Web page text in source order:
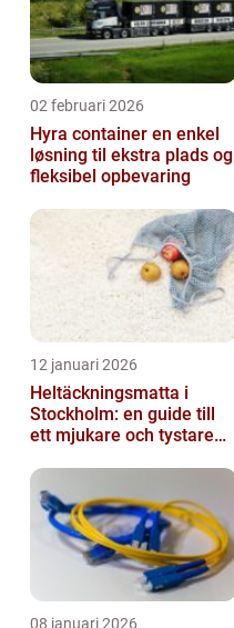
02 februari 2026
Hyra container en enkel
løsning til ekstra plads og
fleksibel opbevaring
12 januari 2026
Heltäckningsmatta i
Stockholm: en guide till
ett mjukare och tystare
08 januari 2026